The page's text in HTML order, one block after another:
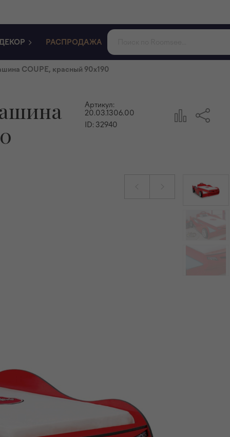
РАСПРОДАЖА
COUPE, красный 90x190
Артикул:
20.03.1306.00
ID: 32940